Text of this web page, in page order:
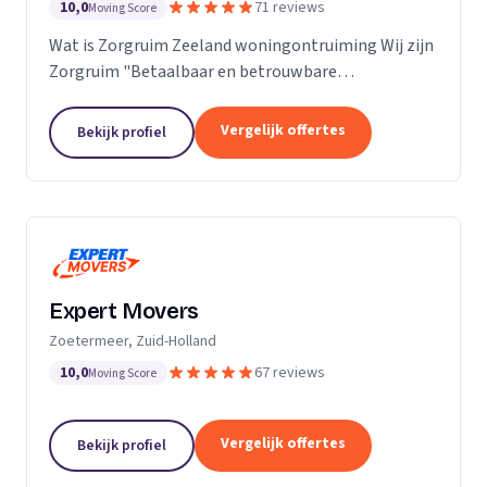
10,0Moving Score 71 reviews
Wat is Zorgruim Zeeland woningontruiming Wij zijn
Zorgruim "Betaalbaar en betrouwbare
kleine verhuizingen.” Onze Kwaliteit is namelijk zo
ongelofelijk...
Bekijk profiel Vergelijk offertes
Expert Movers
Zoetermeer, Zuid-Holland
10,0Moving Score 67 reviews
Bekijk profiel Vergelijk offertes